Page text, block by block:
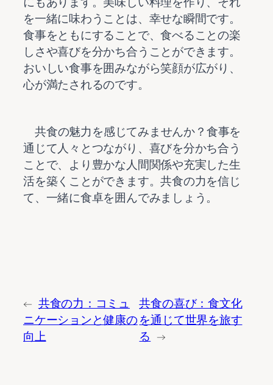
を一緒に味わうことは、幸せな瞬間です。
食事をともにすることで、食べることの楽
しさや喜びを分かち合うことができます。
おいしい食事を囲みながら笑顔が広がり、
    共食の魅力を感じてみませんか？食事を
通じて人々とつながり、喜びを分かち合う
ことで、より豊かな人間関係や充実した生
活を築くことができます。共食の力を信じ
← 共食の力：コミュ
ニケーションと健康の
向上
共食の喜び：食文化
を通じて世界を旅す
る →